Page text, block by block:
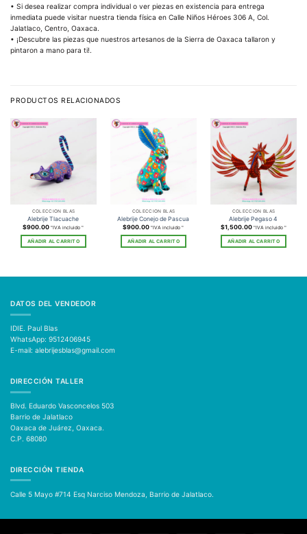
• Si desea realizar compra individual o ver piezas en existencia para entrega
inmediata puede visitar nuestra tienda física en Calle Niños Héroes 306 A, Col.
Jalatlaco, Centro, Oaxaca.
• ¡Descubre las piezas que nuestros artesanos de la Sierra de Oaxaca tallaron y
pintaron a mano para ti!.
PRODUCTOS RELACIONADOS
COLECCIÓN BLAS
Alebrije Tlacuache
$900.00 "IVA incluido "
AÑADIR AL CARRITO
COLECCIÓN BLAS
Alebrije Conejo de Pascua
$900.00 "IVA incluido "
AÑADIR AL CARRITO
COLECCIÓN BLAS
Alebrije Pegaso 4
$1,500.00 "IVA incluido "
AÑADIR AL CARRITO
DATOS DEL VENDEDOR
IDIE. Paul Blas
WhatsApp: 9512406945
E-mail: alebrijesblas@gmail.com
DIRECCIÓN TALLER
Blvd. Eduardo Vasconcelos 503
Barrio de Jalatlaco
Oaxaca de Juárez, Oaxaca.
C.P. 68080
DIRECCIÓN TIENDA
Calle 5 Mayo #714 Esq Narciso Mendoza, Barrio de Jalatlaco.